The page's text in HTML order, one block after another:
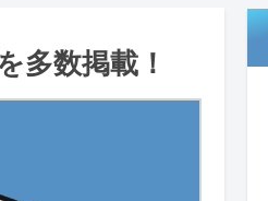
多数掲載！